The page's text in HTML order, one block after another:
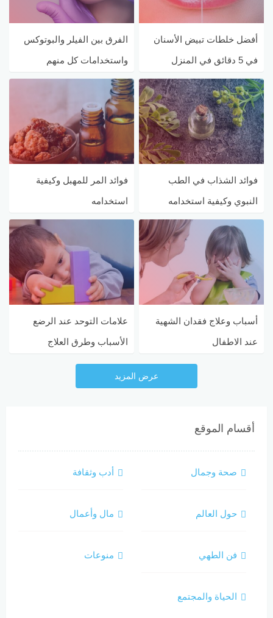
أفضل خلطات تبيض الأسنان
في 5 دقائق في المنزل
الفرق بين الفيلر والبوتوكس
واستخدامات كل منهم
فوائد الشذاب في الطب
النبوي وكيفية استخدامه
بطريقة صحيحة
فوائد المر للمهبل وكيفية
استخدامه
أسباب وعلاج فقدان الشهية
عند الاطفال
علامات التوحد عند الرضع
الأسباب وطرق العلاج
عرض المزيد
أقسام الموقع
صحة وجمال
حول العالم
فن الطهي
الحياة والمجتمع
أدب وثقافة
مال وأعمال
منوعات